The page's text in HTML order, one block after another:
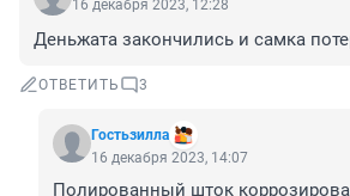
16 декабря 2023, 12:28
Деньжата закончились и самка
ОТВЕТИТЬ 3
Гостьзилла
16 декабря 2023, 14:07
Полированный шток